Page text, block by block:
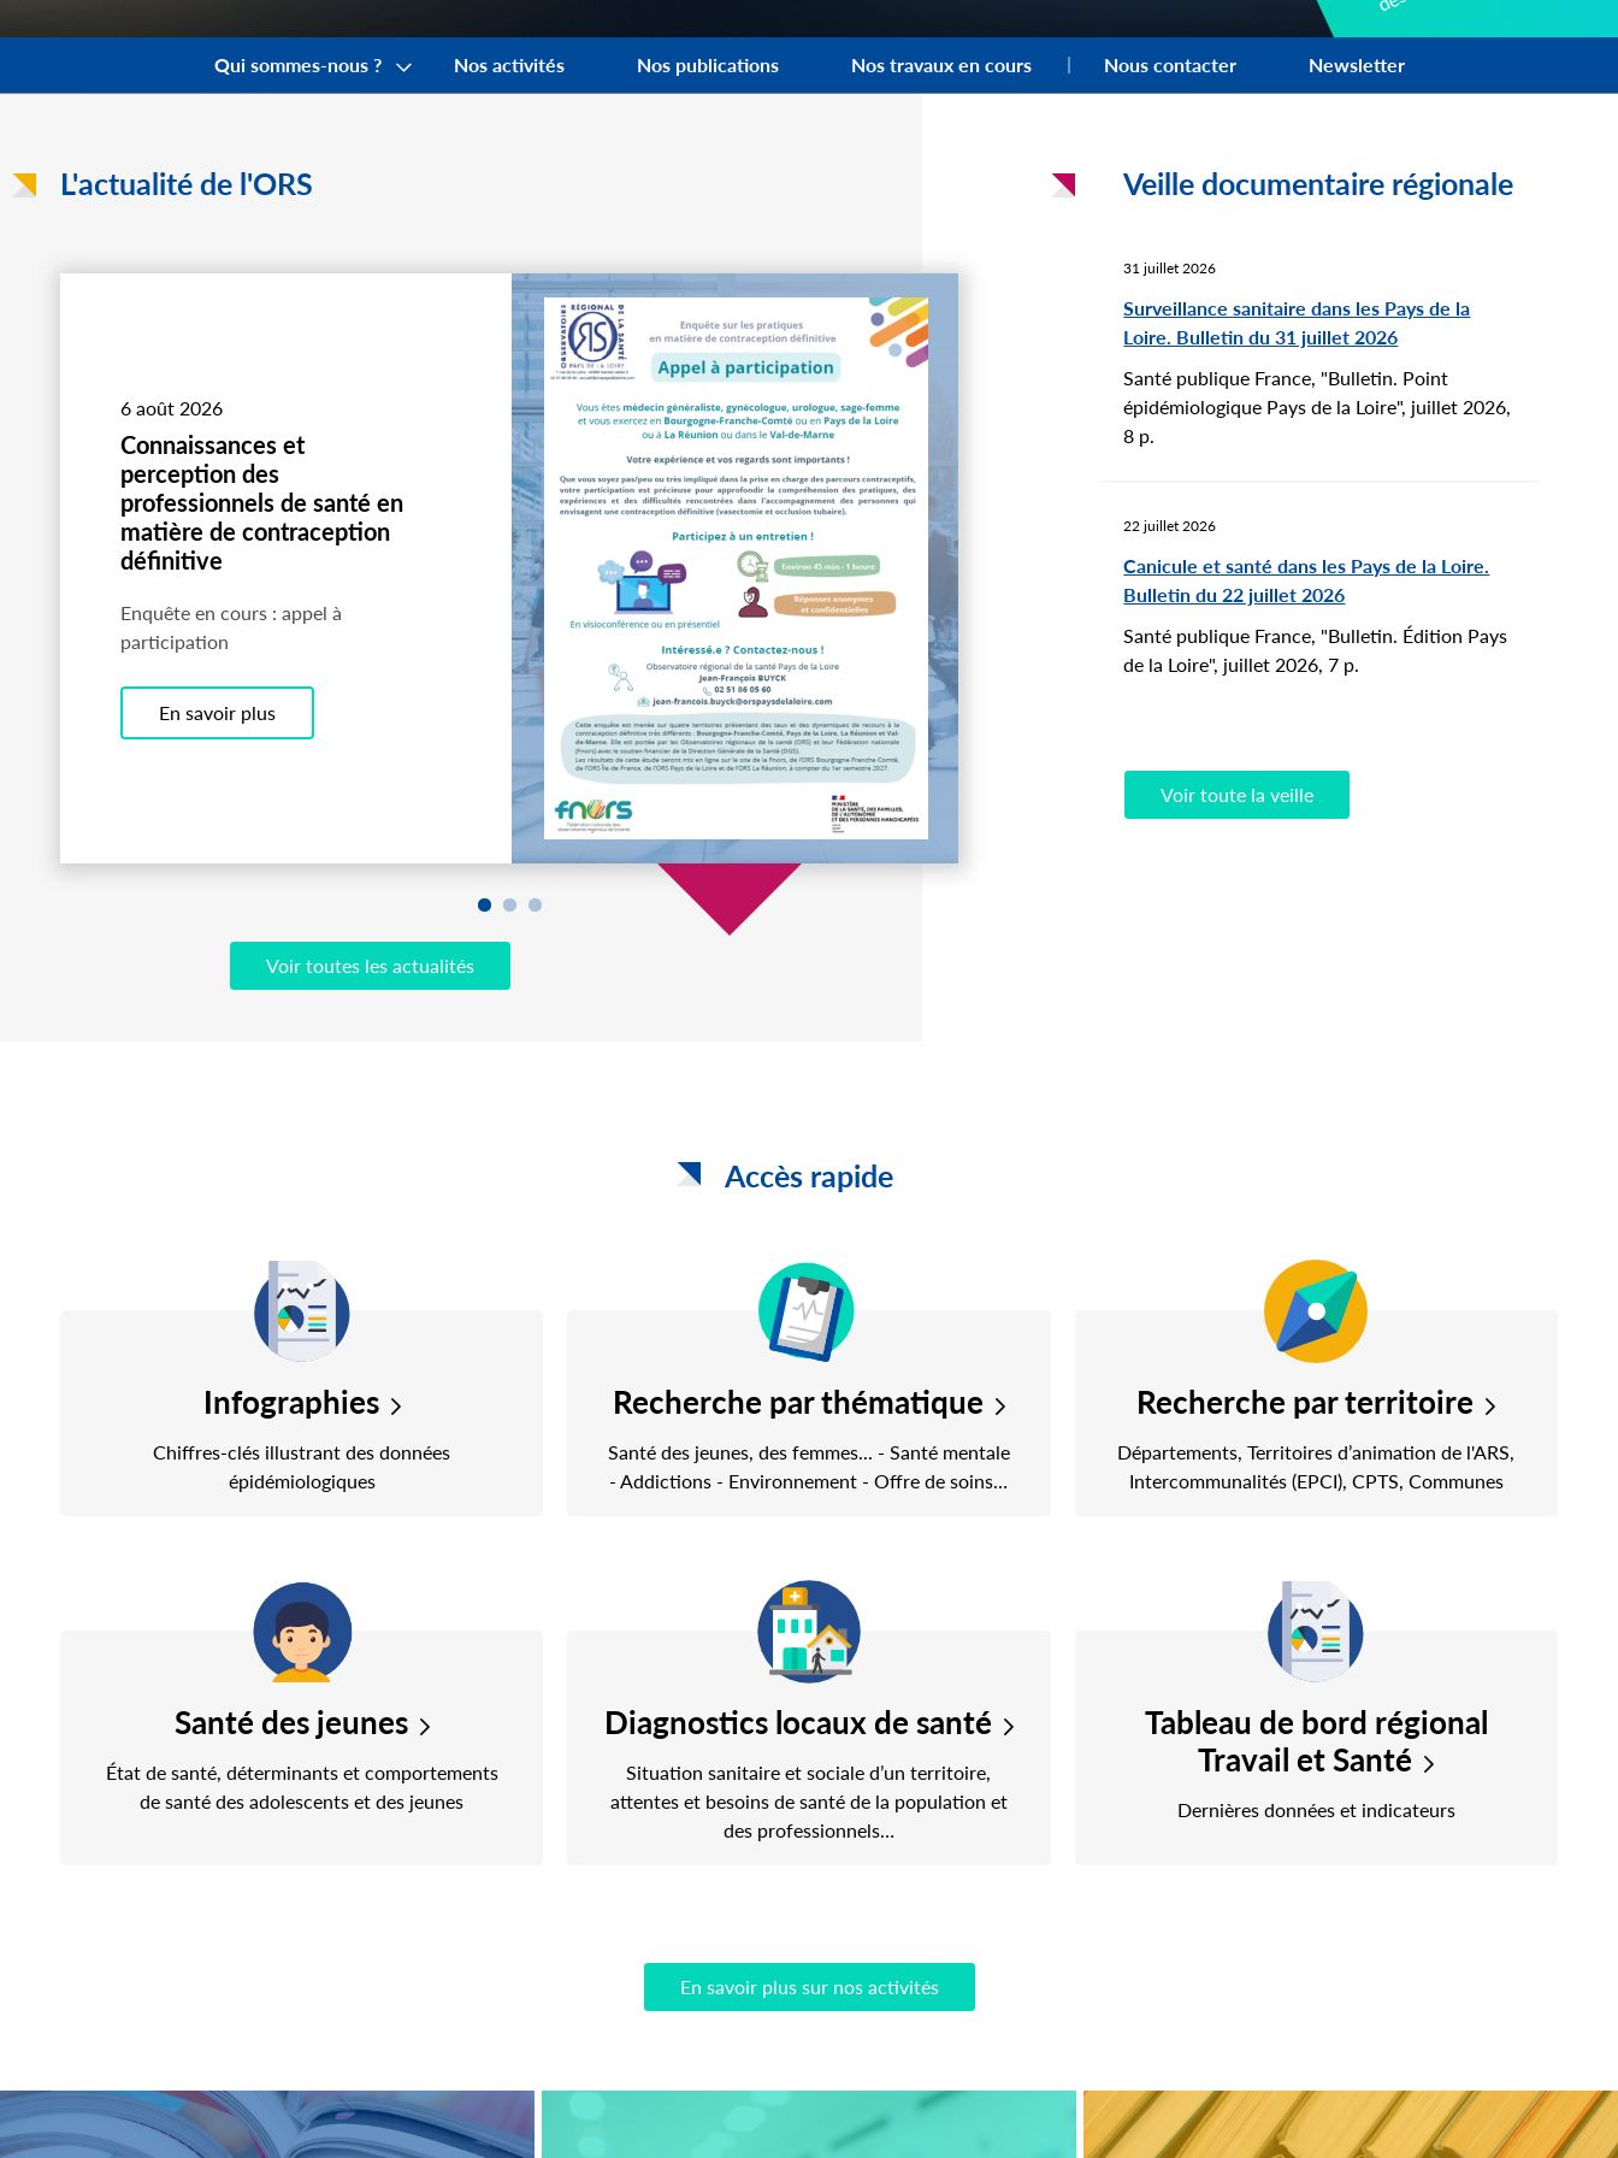
Navigation
Qui sommes-nous ? Nos activités Nos publications Nos travaux en cours Nous contacter Newsletter
L'actualité de l'ORS
6 août 2026
Connaissances et
perception des
professionnels de santé en
matière de contraception
définitive
Enquête en cours : appel à
participation
En savoir plus
7 juillet 2026
Observation de la santé
des riverains de l’aéroport
Résultats d’une première étude qui
compare l’état de santé des
riverains à celui d’habitants de la
région nantaise non exposés aux
nuisances de l’aéroport.
Voir toutes les actualités
Veille documentaire régionale
31 juillet 2026
Surveillance sanitaire dans les Pays de la
Loire. Bulletin du 31 juillet 2026
Santé publique France, "Bulletin. Point
épidémiologique Pays de la Loire", juillet 2026,
8 p.
22 juillet 2026
Canicule et santé dans les Pays de la Loire.
Bulletin du 22 juillet 2026
Santé publique France, "Bulletin. Édition Pays
de la Loire", juillet 2026, 7 p.
Voir toute la veille
Accès rapide
Infographies
Chiffres-clés illustrant des données
épidémiologiques
Recherche par thématique
Santé des jeunes, des femmes... - Santé mentale
- Addictions - Environnement - Offre de soins…
Recherche par territoire
Départements, Territoires d’animation de l'ARS,
Intercommunalités (EPCI), CPTS, Communes
Santé des jeunes
État de santé, déterminants et comportements
de santé des adolescents et des jeunes
Diagnostics locaux de santé
Situation sanitaire et sociale d’un territoire,
attentes et besoins de santé de la population et
des professionnels…
Tableau de bord régional
Travail et Santé
Dernières données et indicateurs
En savoir plus sur nos activités